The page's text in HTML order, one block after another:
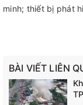
minh; thiết bị phát
BÀI VIẾT LIÊN